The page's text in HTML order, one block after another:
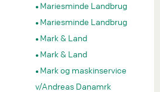
Mariesminde Landbrug
Mariesminde Landbrug
Mark & Land
Mark & Land
Mark og maskinservice
v/Andreas Danamrk